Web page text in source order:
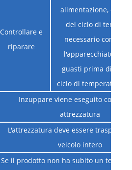
Controllare e
riparare
alimentazione, dopo
del ciclo di
necessario
l'apparecchiatura è
guasti prima di
ciclo di temperatura
Inzuppare viene eseguito con
attrezzatura
L'attrezzatura deve essere
veicolo intero
Se il prodotto non ha subito un test di